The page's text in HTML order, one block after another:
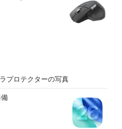
プロテクターの写真